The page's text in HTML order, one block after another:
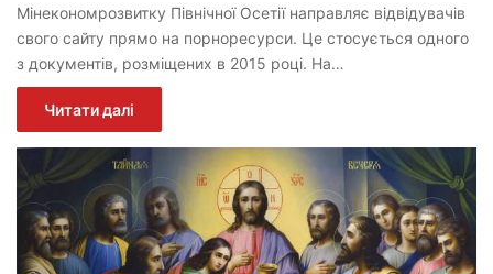
Мінекономрозвитку Північної Осетії направляє відвідувачів
свого сайту прямо на порноресурси. Це стосується одного
з документів, розміщених в 2015 році. На…
Читати далі